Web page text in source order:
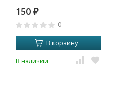
150 ₽
0
В корзину
В наличии